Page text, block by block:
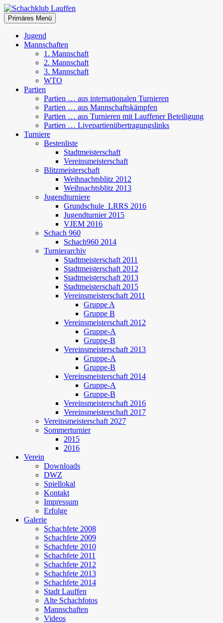
Zum
Inhalt
springen
Schachklub Lauffen
Suchen
Primäres Menü
Jugend
Mannschaften
1. Mannschaft
2. Mannschaft
3. Mannschaft
WTO
Partien
Partien … aus internationalen Turnieren
Partien … aus Mannschaftskämpfen
Partien … aus Turnieren mit Lauffener Beteiligung
Partien … Livepartienübertragungslinks
Turniere
Bestenliste
Stadtmeisterschaft
Vereinsmeisterschaft
Blitzmeisterschaft
Weihnachtsblitz 2012
Weihnachtsblitz 2013
Jugendturniere
Grundschule_LRRS 2016
Jugendturnier 2015
VJEM 2016
Schach 960
Schach960 2014
Turnierarchiv
Stadtmeisterschaft 2011
Stadtmeisterschaft 2012
Stadtmeisterschaft 2013
Stadtmeisterschaft 2015
Vereinsmeisterschaft 2011
Gruppe A
Gruppe B
Vereinsmeisterschaft 2012
Gruppe-A
Gruppe-B
Vereinsmeisterschaft 2013
Gruppe-A
Gruppe-B
Vereinsmeisterschaft 2014
Gruppe-A
Gruppe-B
Vereinsmeisterschaft 2016
Vereinsmeisterschaft 2017
Vereinsmeisterschaft 2027
Sommerturnier
2015
2016
Verein
Downloads
DWZ
Spiellokal
Kontakt
Impressum
Erfolge
Galerie
Schachfete 2008
Schachfete 2009
Schachfete 2010
Schachfete 2011
Schachfete 2012
Schachfete 2013
Schachfete 2014
Stadt Lauffen
Alte Schachfotos
Mannschaften
Videos